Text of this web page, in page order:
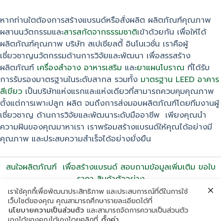
หากท่านใตต้องการสร้างแบรนด์หรือสั่งผลิต ผลิตภัณฑ์คุณภาพ
ผสานนวัตกรรมและสารสกัดจากธรรมชาติเข้าด้วยกัน เพื่อให้ได้
ผลิตภัณฑ์คุณภาพ บริษัท สเปเชียลตี้ อินโนเวชั่น เราคือผู้
เชี่ยวชาญนวัตกรรมด้านการวิจัยและพัฒนา เพื่อสรรสร้าง
ผลิตภัณฑ์ เครื่องสำอาง อาหารเสริม และยาแผนโบราณ ที่ได้รับ
การรับรองมาตรฐานในระดับสากล รวมทั้ง มาตรฐาน LEED อาคาร
สีเขียว เป็นบริษัทแห่งแรกและแห่งเดียวที่สามารถควบคุมคุณภาพ
ตั้งแต่การเพาะปลูก ผลิต จนถึงการส่งมอบผลิตภัณฑ์โดยทีมงานผู้
เชี่ยวชาญ ด้านการวิจัยและพัฒนาระดับมืออาชีพ เพียงคุณนำ
ความฝันของคุณมาหาเรา เราพร้อมสร้างแบรนด์ให้คุณได้อย่างมี
คุณภาพ และประสบความสำเร็จได้อย่างยั่งยืน
สนใจผลิตภัณฑ์ เพื่อสร้างแบรนด์ สอบถามข้อมูลเพิ่มเติม ขอใบ
ราคา สินค้าตัวอย่าง
Tel. 02-313-3456, 095-597-6666
เราใช้คุกกี้เพื่อพัฒนาประสิทธิภาพ และประสบการณ์ที่ดีในการใช้
เว็บไซต์ของคุณ คุณสามารถศึกษารายละเอียดได้ที่
นโยบายความเป็นส่วนตัว และสามารถจัดการความเป็นส่วนตัว